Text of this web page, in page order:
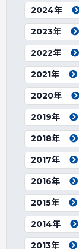
2024年
2023年
2022年
2021年
2020年
2019年
2018年
2017年
2016年
2015年
2014年
2013年